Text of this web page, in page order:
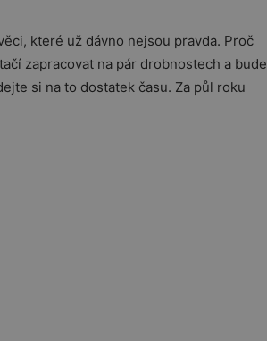
které už dávno nejsou pravda. Proč
zapracovat na pár drobnostech a bude
si na to dostatek času. Za půl roku